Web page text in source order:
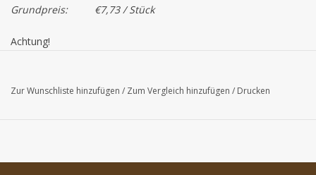
Grundpreis:
€7,73 / Stück
Achtung!
tatsächlichen Farbe abweichen
Zur Wunschliste hinzufügen / Zum Vergleich hinzufügen / Drucken